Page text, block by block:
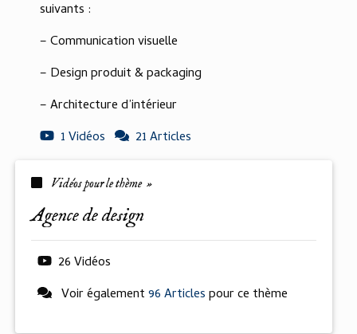
suivants :
– Communication visuelle
– Design produit & packaging
– Architecture d’intérieur
1 Vidéos
21 Articles
Vidéos pour le thème »
agence de design
26 Vidéos
Voir également96 Articlespour ce thème